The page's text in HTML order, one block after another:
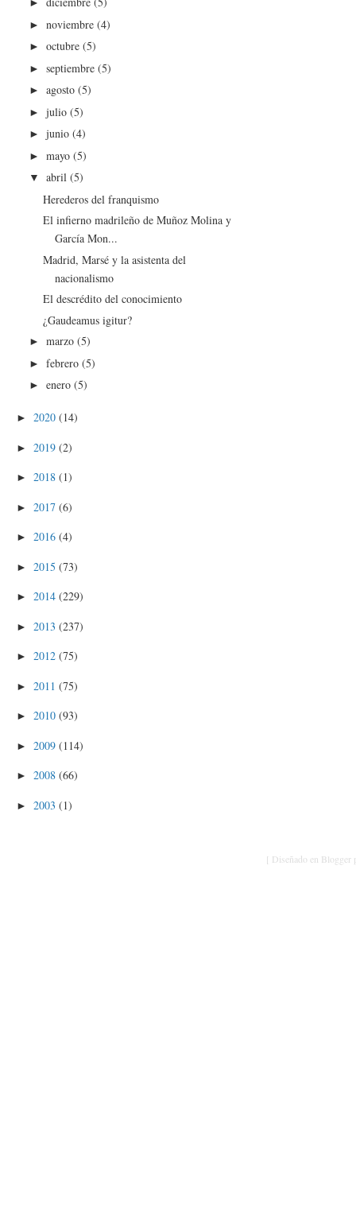
►noviembre(4)
►octubre(5)
►septiembre(5)
►agosto(5)
►julio(5)
►junio(4)
►mayo(5)
▼abril(5)
Herederos del franquismo
El infierno madrileño de Muñoz Molina y
García Mon...
Madrid, Marsé y la asistenta del
nacionalismo
El descrédito del conocimiento
¿Gaudeamus igitur?
►marzo(5)
►febrero(5)
►enero(5)
► 2020 (14)
► 2019 (2)
► 2018 (1)
► 2017 (6)
► 2016 (4)
► 2015 (73)
► 2014 (229)
► 2013 (237)
► 2012 (75)
► 2011 (75)
► 2010 (93)
► 2009 (114)
► 2008 (66)
► 2003 (1)
[ Diseñado en Blogger